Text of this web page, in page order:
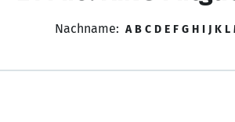
Nachname: A B C D E F G H I J K L